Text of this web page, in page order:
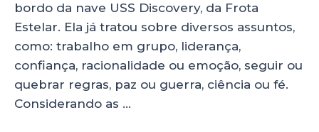
bordo da nave USS Discovery, da Frota
Estelar. Ela já tratou sobre diversos assuntos,
como: trabalho em grupo, liderança,
confiança, racionalidade ou emoção, seguir ou
quebrar regras, paz ou guerra, ciência ou fé.
Considerando as …